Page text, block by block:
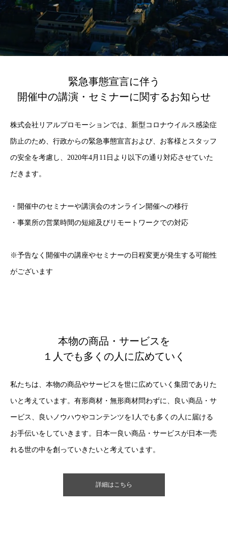
緊急事態宣言に伴う
開催中の講演・セミナーに関するお知らせ
株式会社リアルプロモーションでは、新型コロナウイルス感染症
防止のため、行政からの緊急事態宣言および、お客様とスタッフ
の安全を考慮し、2020年4月11日より以下の通り対応させていた
だきます。
・開催中のセミナーや講演会のオンライン開催への移行
・事業所の営業時間の短縮及びリモートワークでの対応
※予告なく開催中の講座やセミナーの日程変更が発生する可能性
がございます
本物の商品・サービスを
１人でも多くの人に広めていく
私たちは、本物の商品やサービスを世に広めていく集団でありた
いと考えています。有形商材・無形商材問わずに、良い商品・サ
ービス、良いノウハウやコンテンツを1人でも多くの人に届ける
お手伝いをしていきます。日本一良い商品・サービスが日本一売
れる世の中を創っていきたいと考えています。
詳細はこちら